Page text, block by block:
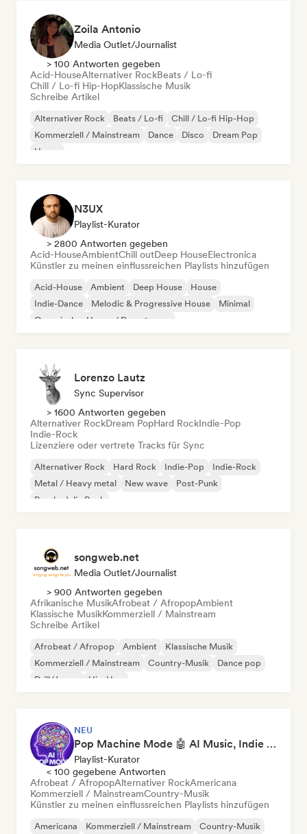
Zoila Antonio
Media Outlet/Journalist
> 100 Antworten gegeben
Acid-HouseAlternativer RockBeats / Lo-fi
Chill / Lo-fi Hip-HopKlassische Musik
Schreibe Artikel
Alternativer Rock Beats / Lo-fi
Chill / Lo-fi Hip-Hop
Kommerziell / Mainstream
Dance Disco
Dream Pop
House
N3UX
Playlist-Kurator
> 2800 Antworten gegeben
Acid-HouseAmbientChill outDeep HouseElectronica
Künstler zu meinen einflussreichen Playlists hinzufügen
Acid-House Ambient Deep House
House
Indie-Dance
Melodic & Progressive House
Minimal
Organischer House / Downtempo
Lorenzo Lautz
Sync Supervisor
> 1600 Antworten gegeben
Alternativer RockDream PopHard RockIndie-Pop
Indie-Rock
Lizenziere oder vertrete Tracks für Sync
Alternativer Rock Hard Rock Indie-Pop
Indie-Rock
Metal / Heavy metal
New wave
Post-Punk
Psychedelic Rock
songweb.net
Media Outlet/Journalist
> 900 Antworten gegeben
Afrikanische MusikAfrobeat / AfropopAmbient
Klassische MusikKommerziell / Mainstream
Schreibe Artikel
Afrobeat / Afropop Ambient
Klassische Musik
Kommerziell / Mainstream
Country-Musik
Dance pop
Drill/Jersey
Hip-Hop
NEU
Pop Machine Mode 🤖 AI Music, Indie Pop & Dream Pop
Playlist-Kurator
< 100 gegebene Antworten
Afrobeat / AfropopAlternativer RockAmericana
Kommerziell / MainstreamCountry-Musik
Künstler zu meinen einflussreichen Playlists hinzufügen
Americana Kommerziell / Mainstream Country-Musik